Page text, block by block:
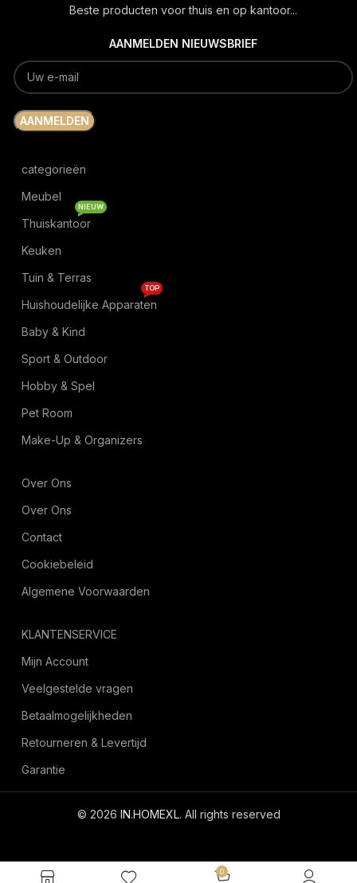
Beste producten voor thuis en op kantoor...
AANMELDEN NIEUWSBRIEF
categorieën
Meubel
Thuiskantoor
NIEUW
Keuken
Tuin & Terras
Huishoudelijke Apparaten
TOP
Baby & Kind
Sport & Outdoor
Hobby & Spel
Pet Room
Make-Up & Organizers
Over Ons
Over Ons
Contact
Cookiebeleid
Algemene Voorwaarden
KLANTENSERVICE
Mijn Account
Veelgestelde vragen
Betaalmogelijkheden
Retourneren & Levertijd
Garantie
© 2026 IN.HOMEXL. All rights reserved
0